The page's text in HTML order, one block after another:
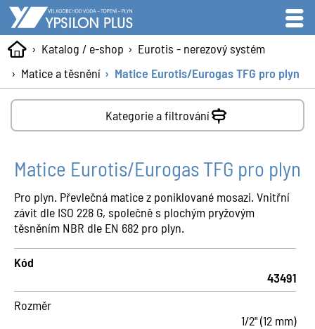
Katalog / e-shop
Eurotis - nerezový systém
Matice a těsnění
Matice Eurotis/Eurogas TFG pro plyn
Kategorie a filtrování
Matice Eurotis/Eurogas TFG pro plyn
Pro plyn. Převlečná matice z poniklované mosazi. Vnitřní
závit dle ISO 228 G, společně s plochým pryžovým
těsněním NBR dle EN 682 pro plyn.
Kód
43491
Rozměr
1/2" (12 mm)